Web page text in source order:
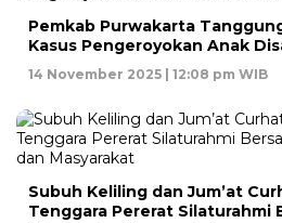
Pemkab Purwakarta
Kasus Pengeroyokan Anak
14 November 2025 | 12:08 pm WIB
Subuh Keliling dan Jum’at
Tenggara Pererat Silaturahmi